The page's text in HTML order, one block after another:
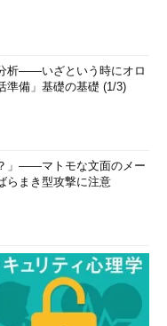
析――いざという時にオロ
準備」基礎の基礎 (1/3)
」――マトモな文面のメー
らまき型攻撃に注意